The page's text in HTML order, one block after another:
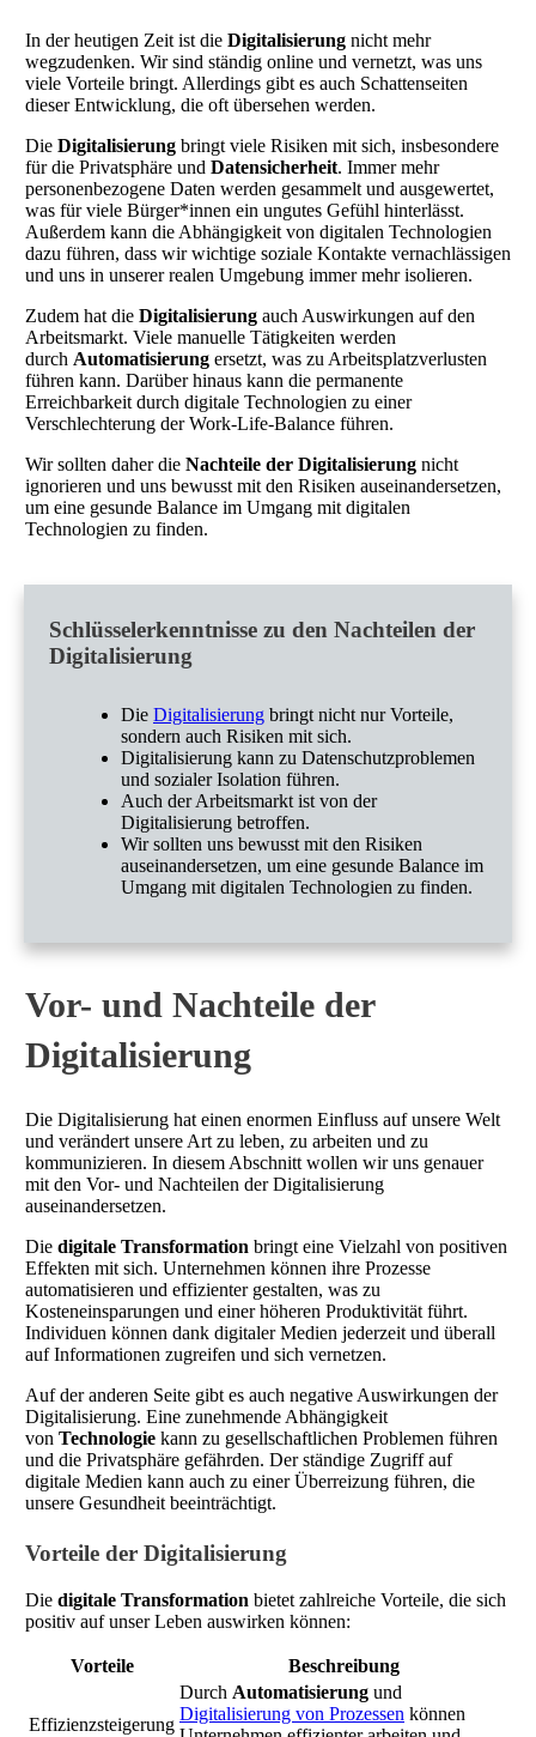
In der heutigen Zeit ist die Digitalisierung nicht mehr
wegzudenken. Wir sind ständig online und vernetzt, was uns
viele Vorteile bringt. Allerdings gibt es auch Schattenseiten
dieser Entwicklung, die oft übersehen werden.
Die Digitalisierung bringt viele Risiken mit sich, insbesondere
für die Privatsphäre und Datensicherheit. Immer mehr
personenbezogene Daten werden gesammelt und ausgewertet,
was für viele Bürger*innen ein ungutes Gefühl hinterlässt.
Außerdem kann die Abhängigkeit von digitalen Technologien
dazu führen, dass wir wichtige soziale Kontakte vernachlässigen
und uns in unserer realen Umgebung immer mehr isolieren.
Zudem hat die Digitalisierung auch Auswirkungen auf den
Arbeitsmarkt. Viele manuelle Tätigkeiten werden
durch Automatisierung ersetzt, was zu Arbeitsplatzverlusten
führen kann. Darüber hinaus kann die permanente
Erreichbarkeit durch digitale Technologien zu einer
Verschlechterung der Work-Life-Balance führen.
Wir sollten daher die Nachteile der Digitalisierung nicht
ignorieren und uns bewusst mit den Risiken auseinandersetzen,
um eine gesunde Balance im Umgang mit digitalen
Technologien zu finden.
Schlüsselerkenntnisse zu den Nachteilen der
Digitalisierung
Die Digitalisierung bringt nicht nur Vorteile,
sondern auch Risiken mit sich.
Digitalisierung kann zu Datenschutzproblemen
und sozialer Isolation führen.
Auch der Arbeitsmarkt ist von der
Digitalisierung betroffen.
Wir sollten uns bewusst mit den Risiken
auseinandersetzen, um eine gesunde Balance im
Umgang mit digitalen Technologien zu finden.
Vor- und Nachteile der
Digitalisierung
Die Digitalisierung hat einen enormen Einfluss auf unsere Welt
und verändert unsere Art zu leben, zu arbeiten und zu
kommunizieren. In diesem Abschnitt wollen wir uns genauer
mit den Vor- und Nachteilen der Digitalisierung
auseinandersetzen.
Die digitale Transformation bringt eine Vielzahl von positiven
Effekten mit sich. Unternehmen können ihre Prozesse
automatisieren und effizienter gestalten, was zu
Kosteneinsparungen und einer höheren Produktivität führt.
Individuen können dank digitaler Medien jederzeit und überall
auf Informationen zugreifen und sich vernetzen.
Auf der anderen Seite gibt es auch negative Auswirkungen der
Digitalisierung. Eine zunehmende Abhängigkeit
von Technologie kann zu gesellschaftlichen Problemen führen
und die Privatsphäre gefährden. Der ständige Zugriff auf
digitale Medien kann auch zu einer Überreizung führen, die
unsere Gesundheit beeinträchtigt.
Vorteile der Digitalisierung
Die digitale Transformation bietet zahlreiche Vorteile, die sich
positiv auf unser Leben auswirken können:
Vorteile Beschreibung
Effizienzsteigerung
Durch Automatisierung und
Digitalisierung von Prozessen können